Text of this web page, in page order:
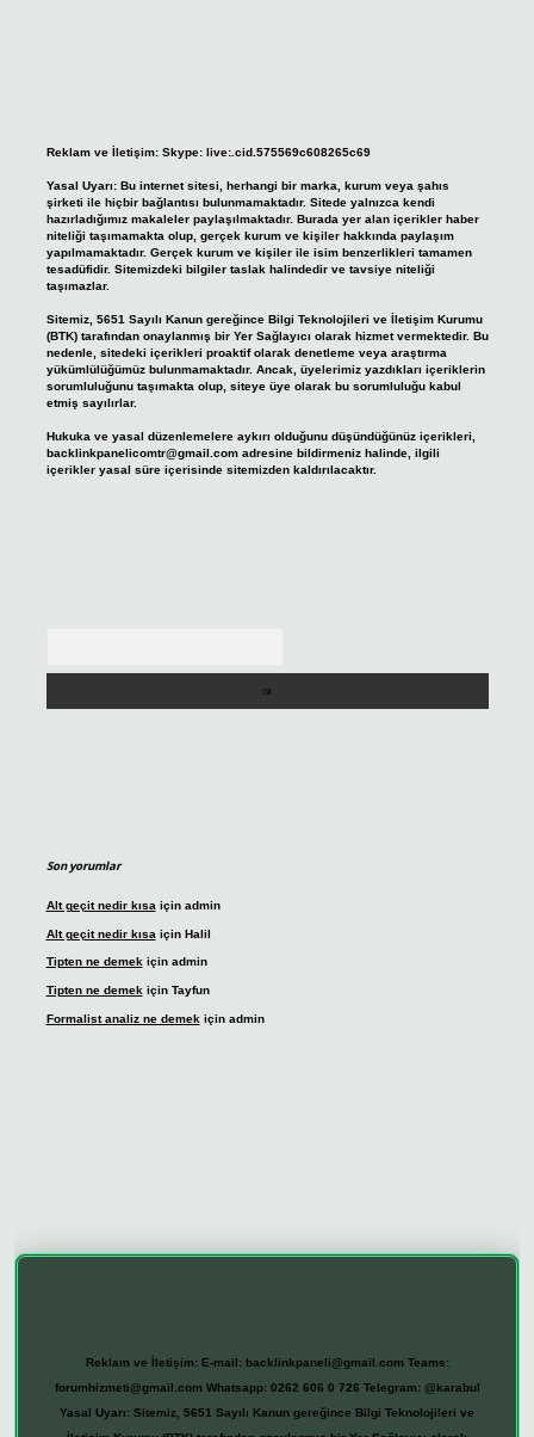
Reklam ve İletişim: Skype: live:.cid.575569c608265c69
Yasal Uyarı: Bu internet sitesi, herhangi bir marka, kurum veya şahıs
şirketi ile hiçbir bağlantısı bulunmamaktadır. Sitede yalnızca kendi
hazırladığımız makaleler paylaşılmaktadır. Burada yer alan içerikler haber
niteliği taşımamakta olup, gerçek kurum ve kişiler hakkında paylaşım
yapılmamaktadır. Gerçek kurum ve kişiler ile isim benzerlikleri tamamen
tesadüfidir. Sitemizdeki bilgiler taslak halindedir ve tavsiye niteliği
taşımazlar.
Sitemiz, 5651 Sayılı Kanun gereğince Bilgi Teknolojileri ve İletişim Kurumu
(BTK) tarafından onaylanmış bir Yer Sağlayıcı olarak hizmet vermektedir. Bu
nedenle, sitedeki içerikleri proaktif olarak denetleme veya araştırma
yükümlülüğümüz bulunmamaktadır. Ancak, üyelerimiz yazdıkları içeriklerin
sorumluluğunu taşımakta olup, siteye üye olarak bu sorumluluğu kabul
etmiş sayılırlar.
Hukuka ve yasal düzenlemelere aykırı olduğunu düşündüğünüz içerikleri,
backlinkpanelicomtr@gmail.comadresine bildirmeniz halinde, ilgili
içerikler yasal süre içerisinde sitemizden kaldırılacaktır.
Son yorumlar
Alt geçit nedir kısa için admin
Alt geçit nedir kısa için Halil
Tipten ne demekiçin admin
Tipten ne demek için Tayfun
Formalist analiz ne demek için admin
Reklam ve İletişim: E-mail: backlinkpaneli@gmail.com Teams:
forumhizmeti@gmail.com Whatsapp: 0262 606 0 726 Telegram: @karabul
Yasal Uyarı: Sitemiz, 5651 Sayılı Kanun gereğince Bilgi Teknolojileri ve